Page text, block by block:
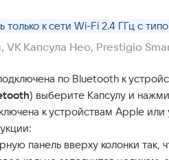
к сети Wi-Fi 2.4 ГГц с
VK Капсула Нео, Prestigio
по Bluetooth к
) выберите Капсулу и
к устройствам Apple
панель вверху колонки